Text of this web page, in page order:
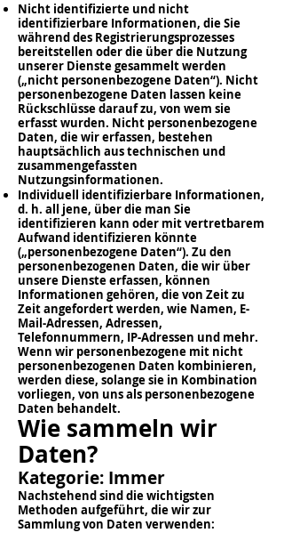
Nicht identifizierte und nicht
identifizierbare Informationen, die Sie
während des Registrierungsprozesses
bereitstellen oder die über die Nutzung
unserer Dienste gesammelt werden
(„nicht personenbezogene Daten“). Nicht
personenbezogene Daten lassen keine
Rückschlüsse darauf zu, von wem sie
erfasst wurden. Nicht personenbezogene
Daten, die wir erfassen, bestehen
hauptsächlich aus technischen und
zusammengefassten
Nutzungsinformationen.
Individuell identifizierbare Informationen,
d. h. all jene, über die man Sie
identifizieren kann oder mit vertretbarem
Aufwand identifizieren könnte
(„personenbezogene Daten“). Zu den
personenbezogenen Daten, die wir über
unsere Dienste erfassen, können
Informationen gehören, die von Zeit zu
Zeit angefordert werden, wie Namen, E-
Mail-Adressen, Adressen,
Telefonnummern, IP-Adressen und mehr.
Wenn wir personenbezogene mit nicht
personenbezogenen Daten kombinieren,
werden diese, solange sie in Kombination
vorliegen, von uns als personenbezogene
Daten behandelt.
Wie sammeln wir
Daten?
Kategorie: Immer
Nachstehend sind die wichtigsten
Methoden aufgeführt, die wir zur
Sammlung von Daten verwenden: